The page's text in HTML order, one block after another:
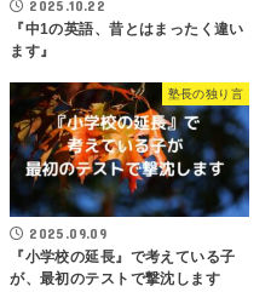
2025.10.22
『中1の英語、昔とはまったく違い
ます』
塾長の独り言
2025.09.09
『小学校の延長』で考えている子
が、最初のテストで撃沈します